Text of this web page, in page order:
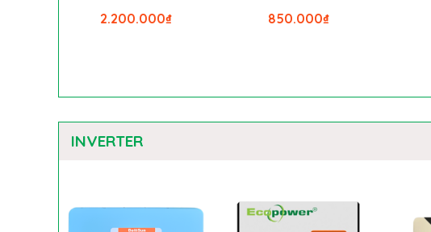
₫
2.200.000 ₫
850.000
INVERTER